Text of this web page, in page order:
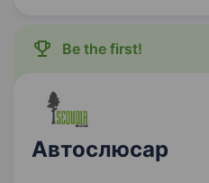
Be the first!
Автослюсар